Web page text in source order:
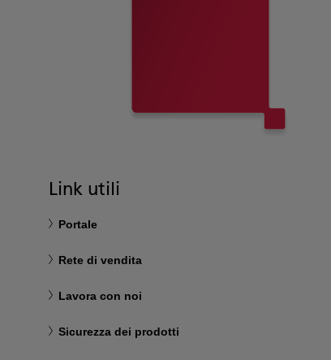
Link utili
Portale
Rete di vendita
Lavora con noi
Sicurezza dei prodotti